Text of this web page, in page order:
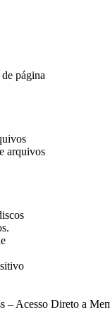
página
arquivos
Acesso Direto a